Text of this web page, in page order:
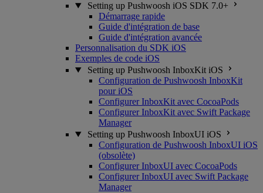
Setting up Pushwoosh iOS SDK 7.0+
Démarrage rapide
Guide d'intégration de base
Guide d'intégration avancée
Personnalisation du SDK iOS
Exemples de code iOS
Setting up Pushwoosh InboxKit iOS
Configuration de Pushwoosh InboxKit
pour iOS
Configurer InboxKit avec CocoaPods
Configurer InboxKit avec Swift Package
Manager
Setting up Pushwoosh InboxUI iOS
Configuration de Pushwoosh InboxUI iOS
(obsolète)
Configurer InboxUI avec CocoaPods
Configurer InboxUI avec Swift Package
Manager